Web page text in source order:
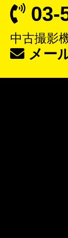
03-
中古撮影
メー